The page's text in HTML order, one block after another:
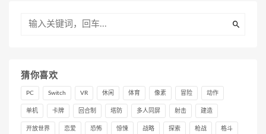
猜你喜欢
PC Switch VR 休闲 体育 像素 冒险 动作
单机 卡牌 回合制 塔防 多人同屏 射击 建造
开放世界 恋爱 恐怖 惊悚 战略 探索 枪战 格斗